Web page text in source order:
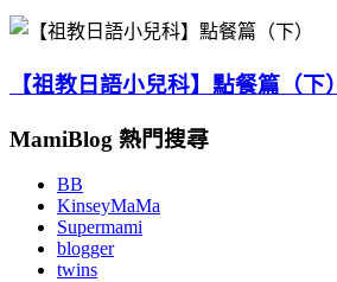
【祖教日語小兒科】點餐篇（下）
MamiBlog 熱門搜尋
BB
KinseyMaMa
Supermami
blogger
twins